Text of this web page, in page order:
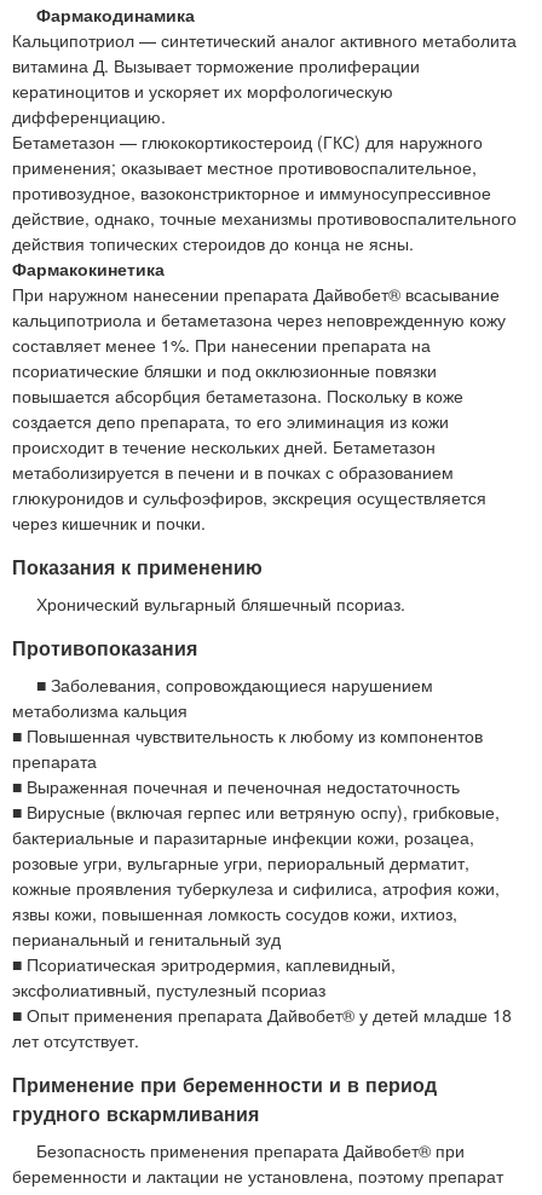
Фармакодинамика
Кальципотриол — синтетический аналог активного метаболита
витамина Д. Вызывает торможение пролиферации
кератиноцитов и ускоряет их морфологическую
дифференциацию.
Бетаметазон — глюкокортикостероид (ГКС) для наружного
применения; оказывает местное противовоспалительное,
противозудное, вазоконстрикторное и иммуносупрессивное
действие, однако, точные механизмы противовоспалительного
действия топических стероидов до конца не ясны.
Фармакокинетика
При наружном нанесении препарата Дайвобет® всасывание
кальципотриола и бетаметазона через неповрежденную кожу
составляет менее 1%. При нанесении препарата на
псориатические бляшки и под окклюзионные повязки
повышается абсорбция бетаметазона. Поскольку в коже
создается депо препарата, то его элиминация из кожи
происходит в течение нескольких дней. Бетаметазон
метаболизируется в печени и в почках с образованием
глюкуронидов и сульфоэфиров, экскреция осуществляется
через кишечник и почки.
Показания к применению
Хронический вульгарный бляшечный псориаз.
Противопоказания
■ Заболевания, сопровождающиеся нарушением
метаболизма кальция
■ Повышенная чувствительность к любому из компонентов
препарата
■ Выраженная почечная и печеночная недостаточность
■ Вирусные (включая герпес или ветряную оспу), грибковые,
бактериальные и паразитарные инфекции кожи, розацеа,
розовые угри, вульгарные угри, периоральный дерматит,
кожные проявления туберкулеза и сифилиса, атрофия кожи,
язвы кожи, повышенная ломкость сосудов кожи, ихтиоз,
перианальный и генитальный зуд
■ Псориатическая эритродермия, каплевидный,
эксфолиативный, пустулезный псориаз
■ Опыт применения препарата Дайвобет® у детей младше 18
лет отсутствует.
Применение при беременности и в период
грудного вскармливания
Безопасность применения препарата Дайвобет® при
беременности и лактации не установлена, поэтому препарат